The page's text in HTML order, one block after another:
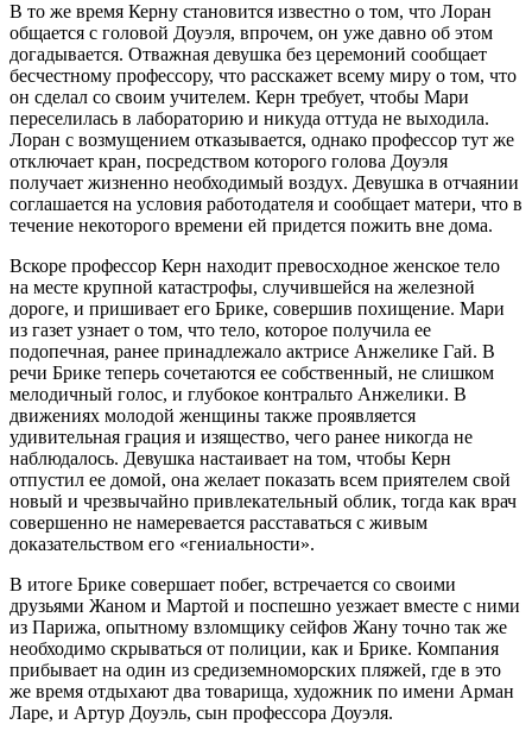
В то же время Керну становится известно о том, что Лоран
общается с головой Доуэля, впрочем, он уже давно об этом
догадывается. Отважная девушка без церемоний сообщает
бесчестному профессору, что расскажет всему миру о том, что
он сделал со своим учителем. Керн требует, чтобы Мари
переселилась в лабораторию и никуда оттуда не выходила.
Лоран с возмущением отказывается, однако профессор тут же
отключает кран, посредством которого голова Доуэля
получает жизненно необходимый воздух. Девушка в отчаянии
соглашается на условия работодателя и сообщает матери, что в
течение некоторого времени ей придется пожить вне дома.
Вскоре профессор Керн находит превосходное женское тело
на месте крупной катастрофы, случившейся на железной
дороге, и пришивает его Брике, совершив похищение. Мари
из газет узнает о том, что тело, которое получила ее
подопечная, ранее принадлежало актрисе Анжелике Гай. В
речи Брике теперь сочетаются ее собственный, не слишком
мелодичный голос, и глубокое контральто Анжелики. В
движениях молодой женщины также проявляется
удивительная грация и изящество, чего ранее никогда не
наблюдалось. Девушка настаивает на том, чтобы Керн
отпустил ее домой, она желает показать всем приятелем свой
новый и чрезвычайно привлекательный облик, тогда как врач
совершенно не намеревается расставаться с живым
доказательством его «гениальности».
В итоге Брике совершает побег, встречается со своими
друзьями Жаном и Мартой и поспешно уезжает вместе с ними
из Парижа, опытному взломщику сейфов Жану точно так же
необходимо скрываться от полиции, как и Брике. Компания
прибывает на один из средиземноморских пляжей, где в это
же время отдыхают два товарища, художник по имени Арман
Ларе, и Артур Доуэль, сын профессора Доуэля.